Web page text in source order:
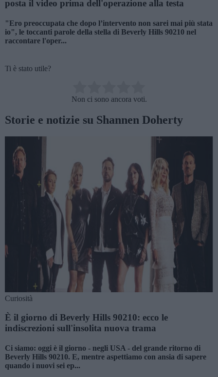
posta il video prima dell'operazione alla testa
"Ero preoccupata che dopo l’intervento non sarei mai più stata
io", le toccanti parole della stella di Beverly Hills 90210 nel
raccontare l'oper...
Ti è stato utile?
Non ci sono ancora voti.
Storie e notizie su Shannen Doherty
Curiosità
È il giorno di Beverly Hills 90210: ecco le
indiscrezioni sull'insolita nuova trama
Ci siamo: oggi è il giorno - negli USA - del grande ritorno di
Beverly Hills 90210. E, mentre aspettiamo con ansia di sapere
quando i nuovi sei ep...